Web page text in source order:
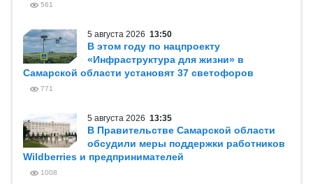
561
5 августа 2026 13:50
В этом году по нацпроекту
«Инфраструктура для жизни» в
Самарской области установят 37 светофоров
771
5 августа 2026 13:35
В Правительстве Самарской области
обсудили меры поддержки работников
Wildberries и предпринимателей
1008